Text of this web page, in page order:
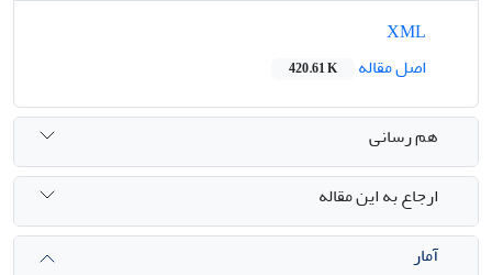
اصل مقاله
420.61 K
هم رسانی
ارجاع به این مقاله
آمار